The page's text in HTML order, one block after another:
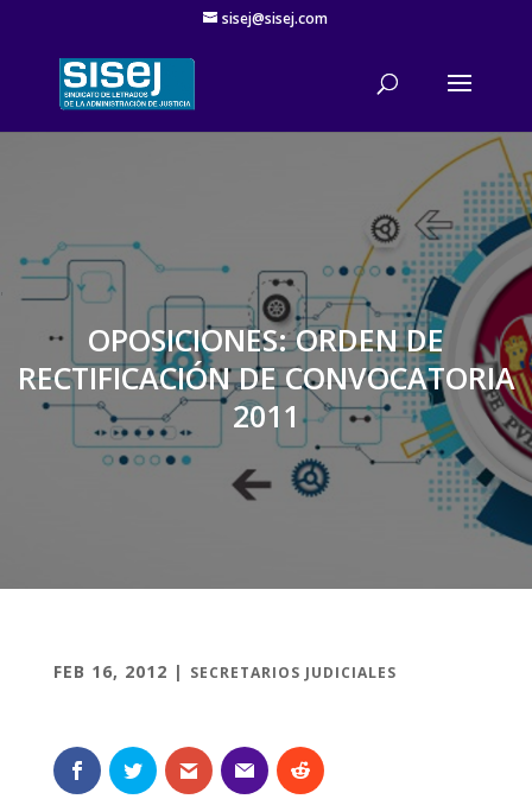
sisej@sisej.com
'
OPOSICIONES: ORDEN DE
RECTIFICACIÓN DE CONVOCATORIA
2011
FEB 16, 2012 | SECRETARIOS JUDICIALES